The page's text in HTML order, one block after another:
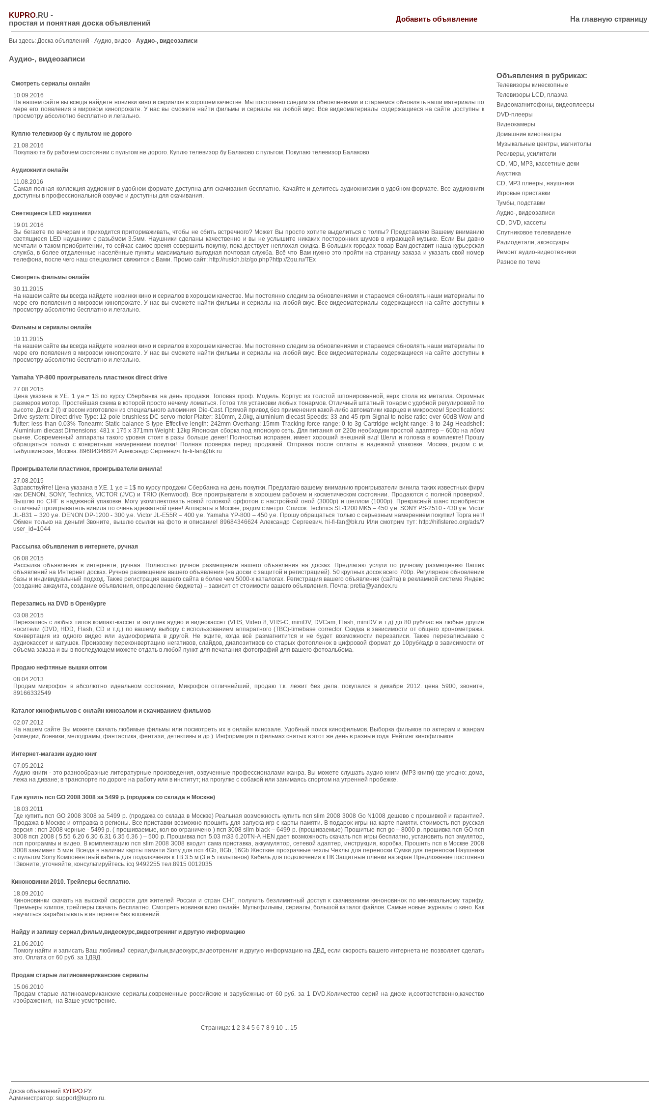
KUPRO.RU -
простая и понятная доска объявлений
Добавить объявление На главную страницу
Вы здесь: Доска объявлений - Аудио, видео - Аудио-, видеозаписи
Аудио-, видеозаписи
Смотреть сериалы онлайн
10.09.2016
На нашем сайте вы всегда найдете новинки кино и сериалов в хорошем качестве. Мы постоянно следим за обновлениями и стараемся обновлять наши материалы по
мере его появления в мировом кинопрокате. У нас вы сможете найти фильмы и сериалы на любой вкус. Все видеоматериалы содержащиеся на сайте доступны к
просмотру абсолютно бесплатно и легально.
Куплю телевизор бу с пультом не дорого
21.08.2016
Покупаю тв бу рабочем состоянии с пультом не дорого. Куплю телевизор бу Балаково с пультом. Покупаю телевизор Балаково
Аудиокниги онлайн
11.08.2016
Самая полная коллекция аудиокниг в удобном формате доступна для скачивания бесплатно. Качайте и делитесь аудиокнигами в удобном формате. Все аудиокниги
доступны в профессиональной озвучке и доступны для скачивания.
Светящиеся LED наушники
19.01.2016
Вы бегаете по вечерам и приходится притормаживать, чтобы не сбить встречного? Может Вы просто хотите выделиться с толпы? Представляю Вашему вниманию
светящиеся LED наушники с разьёмом 3.5мм. Наушники сделаны качественно и вы не услышите никаких посторонних шумов в играющей музыке. Если Вы давно
мечтали о таком приобритении, то сейчас самое время совершить покупку, пока дествует неплохая скидка. В больших городах товар Вам доставит наша курьерская
служба, в более отдаленные населённые пункты максимально выгодная почтовая служба. Всё что Вам нужно это пройти на страницу заказа и указать свой номер
телефона, после чего наш специалист свяжится с Вами. Промо сайт: http://rusich.biz/go.php?http://2qu.ru/TEx
Смотреть фильмы онлайн
30.11.2015
На нашем сайте вы всегда найдете новинки кино и сериалов в хорошем качестве. Мы постоянно следим за обновлениями и стараемся обновлять наши материалы по
мере его появления в мировом кинопрокате. У нас вы сможете найти фильмы и сериалы на любой вкус. Все видеоматериалы содержащиеся на сайте доступны к
просмотру абсолютно бесплатно и легально.
Фильмы и сериалы онлайн
10.11.2015
На нашем сайте вы всегда найдете новинки кино и сериалов в хорошем качестве. Мы постоянно следим за обновлениями и стараемся обновлять наши материалы по
мере его появления в мировом кинопрокате. У нас вы сможете найти фильмы и сериалы на любой вкус. Все видеоматериалы содержащиеся на сайте доступны к
просмотру абсолютно бесплатно и легально.
Yamaha YP-800 проигрыватель пластинок direct drive
27.08.2015
Цена указана в У.Е. 1 у.е.= 1$ по курсу Сбербанка на день продажи. Топовая проф. Модель. Корпус из толстой шпонированной, верх стола из металла. Огромных
размеров мотор. Простейшая схема в которой просто нечему ломаться. Готов тля установки любых тонармов. Отличный штатный тонарм с удобной регулировкой по
высоте. Диск 2 (!) кг весом изготовлен из специального алюминия Die-Cast. Прямой привод без применения какой-либо автоматики кварцев и микросхем! Specifications:
Drive system: Direct drive Type: 12-pole brushless DC servo motor Platter: 310mm, 2.0kg, aluminium diecast Speeds: 33 and 45 rpm Signal to noise ratio: over 60dB Wow and
flutter: less than 0.03% Tonearm: Static balance S type Effective length: 242mm Overhang: 15mm Tracking force range: 0 to 3g Cartridge weight range: 3 to 24g Headshell:
Aluminium diecast Dimensions: 481 x 175 x 371mm Weight: 12kg Японская сборка под японскую сеть. Для питания от 220в необходим простой адаптер – 600р на лбом
рынке. Современный аппараты такого уровня стоят в разы больше денег! Полностью исправен, имеет хороший внешний вид! Шелл и головка в комплекте! Прошу
обращаться только с конкретным намерением покупки! Полная проверка перед продажей. Отправка после оплаты в надежной упаковке. Москва, рядом с м.
Бабушкинская, Москва. 89684346624 Александр Сергеевич. hi-fi-fan@bk.ru
Проигрыватели пластинок, проигрыватели винила!
27.08.2015
Здравствуйте! Цена указана в У.Е. 1 у.е = 1$ по курсу продажи Сбербанка на день покупки. Предлагаю вашему вниманию проигрыватели винила таких известных фирм
как DENON, SONY, Technics, VICTOR (JVC) и TRIO (Kenwood). Все проигрыватели в хорошем рабочем и косметическом состоянии. Продаются с полной проверкой.
Вышлю по СНГ в надежной упаковке. Могу укомплектовать новой головкой орфотон с настройкой оной (3000р) и шеллом (1000р). Прекрасный шанс приобрести
отличный проигрыватель винила по очень адекватной цене! Аппараты в Москве, рядом с метро. Список: Technics SL-1200 MK5 – 450 у.е. SONY PS-2510 - 430 у.е. Victor
JL-B31 – 320 у.е. DENON DP-1200 - 300 у.е. Victor JL-E55R – 400 у.е. Yamaha YP-800 – 450 у.е. Прошу обращаться только с серьезным намерением покупки! Торга нет!
Обмен только на деньги! Звоните, вышлю ссылки на фото и описание! 89684346624 Александр Сергеевич. hi-fi-fan@bk.ru Или смотрим тут: http://hifistereo.org/ads/?
user_id=1044
Рассылка объявления в интернете, ручная
06.08.2015
Рассылка объявления в интернете, ручная. Полностью ручное размещение вашего объявления на досках. Предлагаю услуги по ручному размещению Ваших
объявлений на Интернет досках. Ручное размещение вашего объявления (на доски с защитой и регистрацией). 50 крупных досок всего 700р. Регулярное обновление
базы и индивидуальный подход. Также регистрация вашего сайта в более чем 5000-х каталогах. Регистрация вашего объявления (сайта) в рекламной системе Яндекс
(создание аккаунта, создание объявления, определение бюджета) – зависит от стоимости вашего объявления. Почта: pretia@yandex.ru
Перезапись на DVD в Оренбурге
03.08.2015
Перезапись с любых типов компакт-кассет и катушек аудио и видеокассет (VHS, Video 8, VHS-C, miniDV, DVCam, Flash, miniDV и т.д) до 80 руб/час на любые другие
носители (DVD, HDD, Flash, CD и т.д.) по вашему выбору с использованием аппаратного (TBC)-timebase corrector. Скидка в зависимости от общего хронометража.
Конвертация из одного видео или аудиоформата в другой. Не ждите, когда всё размагнитится и не будет возможности перезаписи. Также перезаписываю с
аудиокассет и катушек. Произвожу переконвертацию негативов, слайдов, диапозитивов со старых фотопленок в цифровой формат до 10руб/кадр в зависимости от
объема заказа и вы в последующем можете отдать в любой пункт для печатания фотографий для вашего фотоальбома.
Продаю нефтяные вышки оптом
08.04.2013
Продам микрофон в абсолютно идеальном состоянии, Микрофон отличнейший, продаю т.к. лежит без дела. покупался в декабре 2012. цена 5900, звоните,
89166332549
Каталог кинофильмов с онлайн кинозалом и скачиванием фильмов
02.07.2012
На нашем сайте Вы можете скачать любимые фильмы или посмотреть их в онлайн кинозале. Удобный поиск кинофильмов. Выборка фильмов по актерам и жанрам
(комедии, боевики, мелодрамы, фантастика, фентази, детективы и др.). Информация о фильмах снятых в этот же день в разные года. Рейтинг кинофильмов.
Интернет-магазин аудио книг
07.05.2012
Аудио книги - это разнообразные литературные произведения, озвученные профессионалами жанра. Вы можете слушать аудио книги (MP3 книги) где угодно: дома,
лежа на диване; в транспорте по дороге на работу или в институт; на прогулке с собакой или занимаясь спортом на утренней пробежке.
Где купить псп GO 2008 3008 за 5499 р. (продажа со склада в Москве)
18.03.2011
Где купить псп GO 2008 3008 за 5499 р. (продажа со склада в Москве) Реальная возможность купить псп slim 2008 3008 Go N1008 дешево с прошивкой и гарантией.
Продажа в Москве и отправка в регионы. Все приставки возможно прошить для запуска игр с карты памяти. В подарок игры на карте памяти. cтоимость псп русская
версия : псп 2008 черные - 5499 р. ( прошиваемые, кол-во ограничено ) псп 3008 slim black – 6499 р. (прошиваемые) Прошитые псп go – 8000 р. прошивка псп GO псп
3008 псп 2008 ( 5.55 6.20 6.30 6.31 6.35 6.36 ) – 500 р. Прошивка псп 5.03 m33 6.20TN-A HEN дает возможность скачать псп игры бесплатно, установить псп эмулятор,
псп программы и видео. В комплектацию псп slim 2008 3008 входит сама приставка, аккумулятор, сетевой адаптер, инструкция, коробка. Прошить псп в Москве 2008
3008 занимает 5 мин. Всегда в наличии карты памяти Sony для псп 4Gb, 8Gb, 16Gb Жесткие прозрачные чехлы Чехлы для переноски Сумки для переноски Наушники
с пультом Sony Компонентный кабель для подключения к ТВ 3.5 м (3 и 5 тюльпанов) Кабель для подключения к ПК Защитные пленки на экран Предложение постоянно
! Звоните, уточняйте, консультируйтесь. icq 9492255 тел.8915 0012035
Киноновинки 2010. Трейлеры бесплатно.
18.09.2010
Киноновинки скачать на высокой скорости для жителей России и стран СНГ, получить безлимитный доступ к скачиваниям киноновинок по минимальному тарифу.
Премьеры клипов, трейлеры скачать бесплатно. Смотреть новинки кино онлайн. Мультфильмы, сериалы, большой каталог файлов. Самые новые журналы о кино. Как
научиться зарабатывать в интернете без вложений.
Найду и запишу сериал,фильм,видеокурс,видеотренинг и другую информацию
21.06.2010
Помогу найти и записать Ваш любимый сериал,фильм,видеокурс,видеотренинг и другую информацию на ДВД, если скорость вашего интернета не позволяет сделать
это. Оплата от 60 руб. за 1ДВД.
Продам старые латиноамериканские сериалы
15.06.2010
Продам старые латиноамериканские сериалы,современные российские и зарубежные-от 60 руб. за 1 DVD.Количество серий на диске и,соответственно,качество
изображения,- на Ваше усмотрение.
Страница: 1 2 3 4 5 6 7 8 9 10... 15
Объявления в рубриках:
Телевизоры кинескопные
Телевизоры LCD, плазма
Видеомагнитофоны, видеоплееры
DVD-плееры
Видеокамеры
Домашние кинотеатры
Музыкальные центры, магнитолы
Ресиверы, усилители
CD, MD, MP3, кассетные деки
Акустика
CD, MP3 плееры, наушники
Игровые приставки
Тумбы, подставки
Аудио-, видеозаписи
CD, DVD, кассеты
Спутниковое телевидение
Радиодетали, аксессуары
Ремонт аудио-видеотехники
Разное по теме
Доска объявлений КУПРО.РУ.
Администратор: support@kupro.ru.